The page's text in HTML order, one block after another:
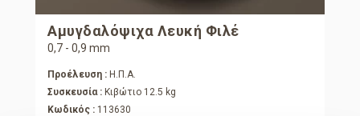
Αμυγδαλόψιχα Λευκή Φιλέ
0,7 - 0,9 mm
Προέλευση : Η.Π.Α.
Συσκευσία : Κιβώτιο 12.5 kg
Κωδικός : 113630